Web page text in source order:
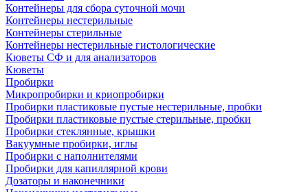
Контейнеры для сбора суточной мочи
Контейнеры нестерильные
Контейнеры стерильные
Контейнеры нестерильные гистологические
Кюветы СФ и для анализаторов
Кюветы
Пробирки
Микропробирки и криопробирки
Пробирки пластиковые пустые нестерильные, пробки
Пробирки пластиковые пустые стерильные, пробки
Пробирки стеклянные, крышки
Вакуумные пробирки, иглы
Пробирки с наполнителями
Пробирки для капиллярной крови
Дозаторы и наконечники